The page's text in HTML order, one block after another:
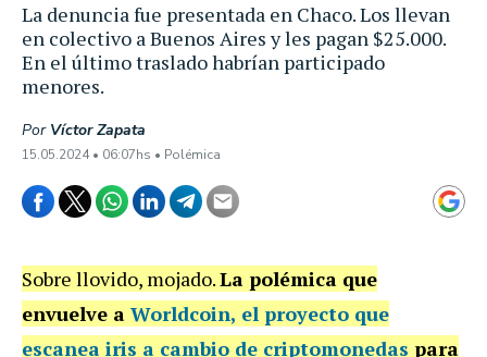
La denuncia fue presentada en Chaco. Los llevan
en colectivo a Buenos Aires y les pagan $25.000.
En el último traslado habrían participado
menores.
Por Víctor Zapata
15.05.2024 • 06:07hs • Polémica
Sobre llovido, mojado.La polémica que
envuelve a Worldcoin, el proyecto que
escanea iris a cambio de criptomonedas para